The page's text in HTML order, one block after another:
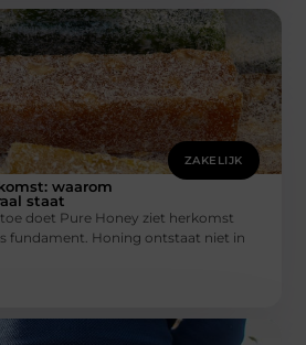
ZAKELIJK
waarom
staat
doet Pure Honey ziet herkomst
fundament. Honing ontstaat niet in